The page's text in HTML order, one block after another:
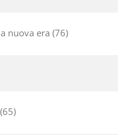
nuova era 76
65